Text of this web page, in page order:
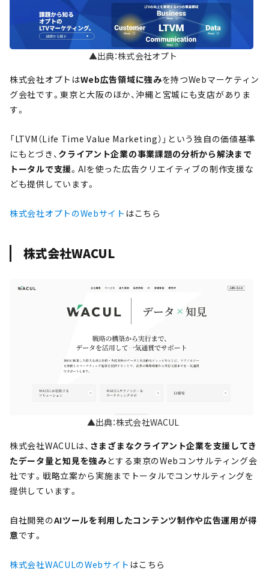
▲出典：株式会社オプト
株式会社オプトはWeb広告領域に強みを持つWebマーケティン
グ会社です。東京と大阪のほか、沖縄と宮城にも支店がありま
す。
「LTVM（Life Time Value Marketing）」という独自の価値基準
にもとづき、 クライアント企業の事業課題の分析から解決まで
トータルで支援。AIを使った広告クリエイティブの制作支援な
ども提供しています。
株式会社オプトのWebサイト はこちら
株式会社WACUL
▲出典：株式会社WACUL
株式会社WACULは、 さまざまなクライアント企業を支援してき
たデータ量と知見を強みとする東京のWebコンサルティング会
社です。戦略立案から実施までトータルでコンサルティングを
提供しています。
自社開発のAIツールを利用したコンテンツ制作や広告運用が得
意です。
株式会社WACULのWebサイト はこちら